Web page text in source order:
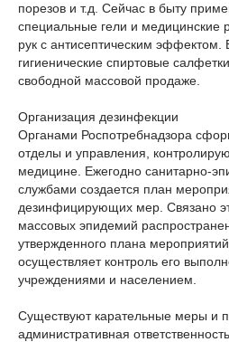
порезов и т.д. Сейчас в быту
специальные гели и медицинские
рук с антисептическим
гигиенические спиртовые
свободной массовой продаже.
Организация дезинфекции
Органами Роспотребнадзора
отделы и управления,
медицине. Ежегодно санитарно-
службами создается план
дезинфицирующих мер. Связано
массовых эпидемий
утвержденного плана
осуществляет контроль его
учреждениями и населением.
Существуют карательные меры и
административная